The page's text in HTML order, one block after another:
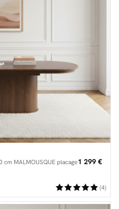
MALMOUSQUE placage1 299 €
(4)